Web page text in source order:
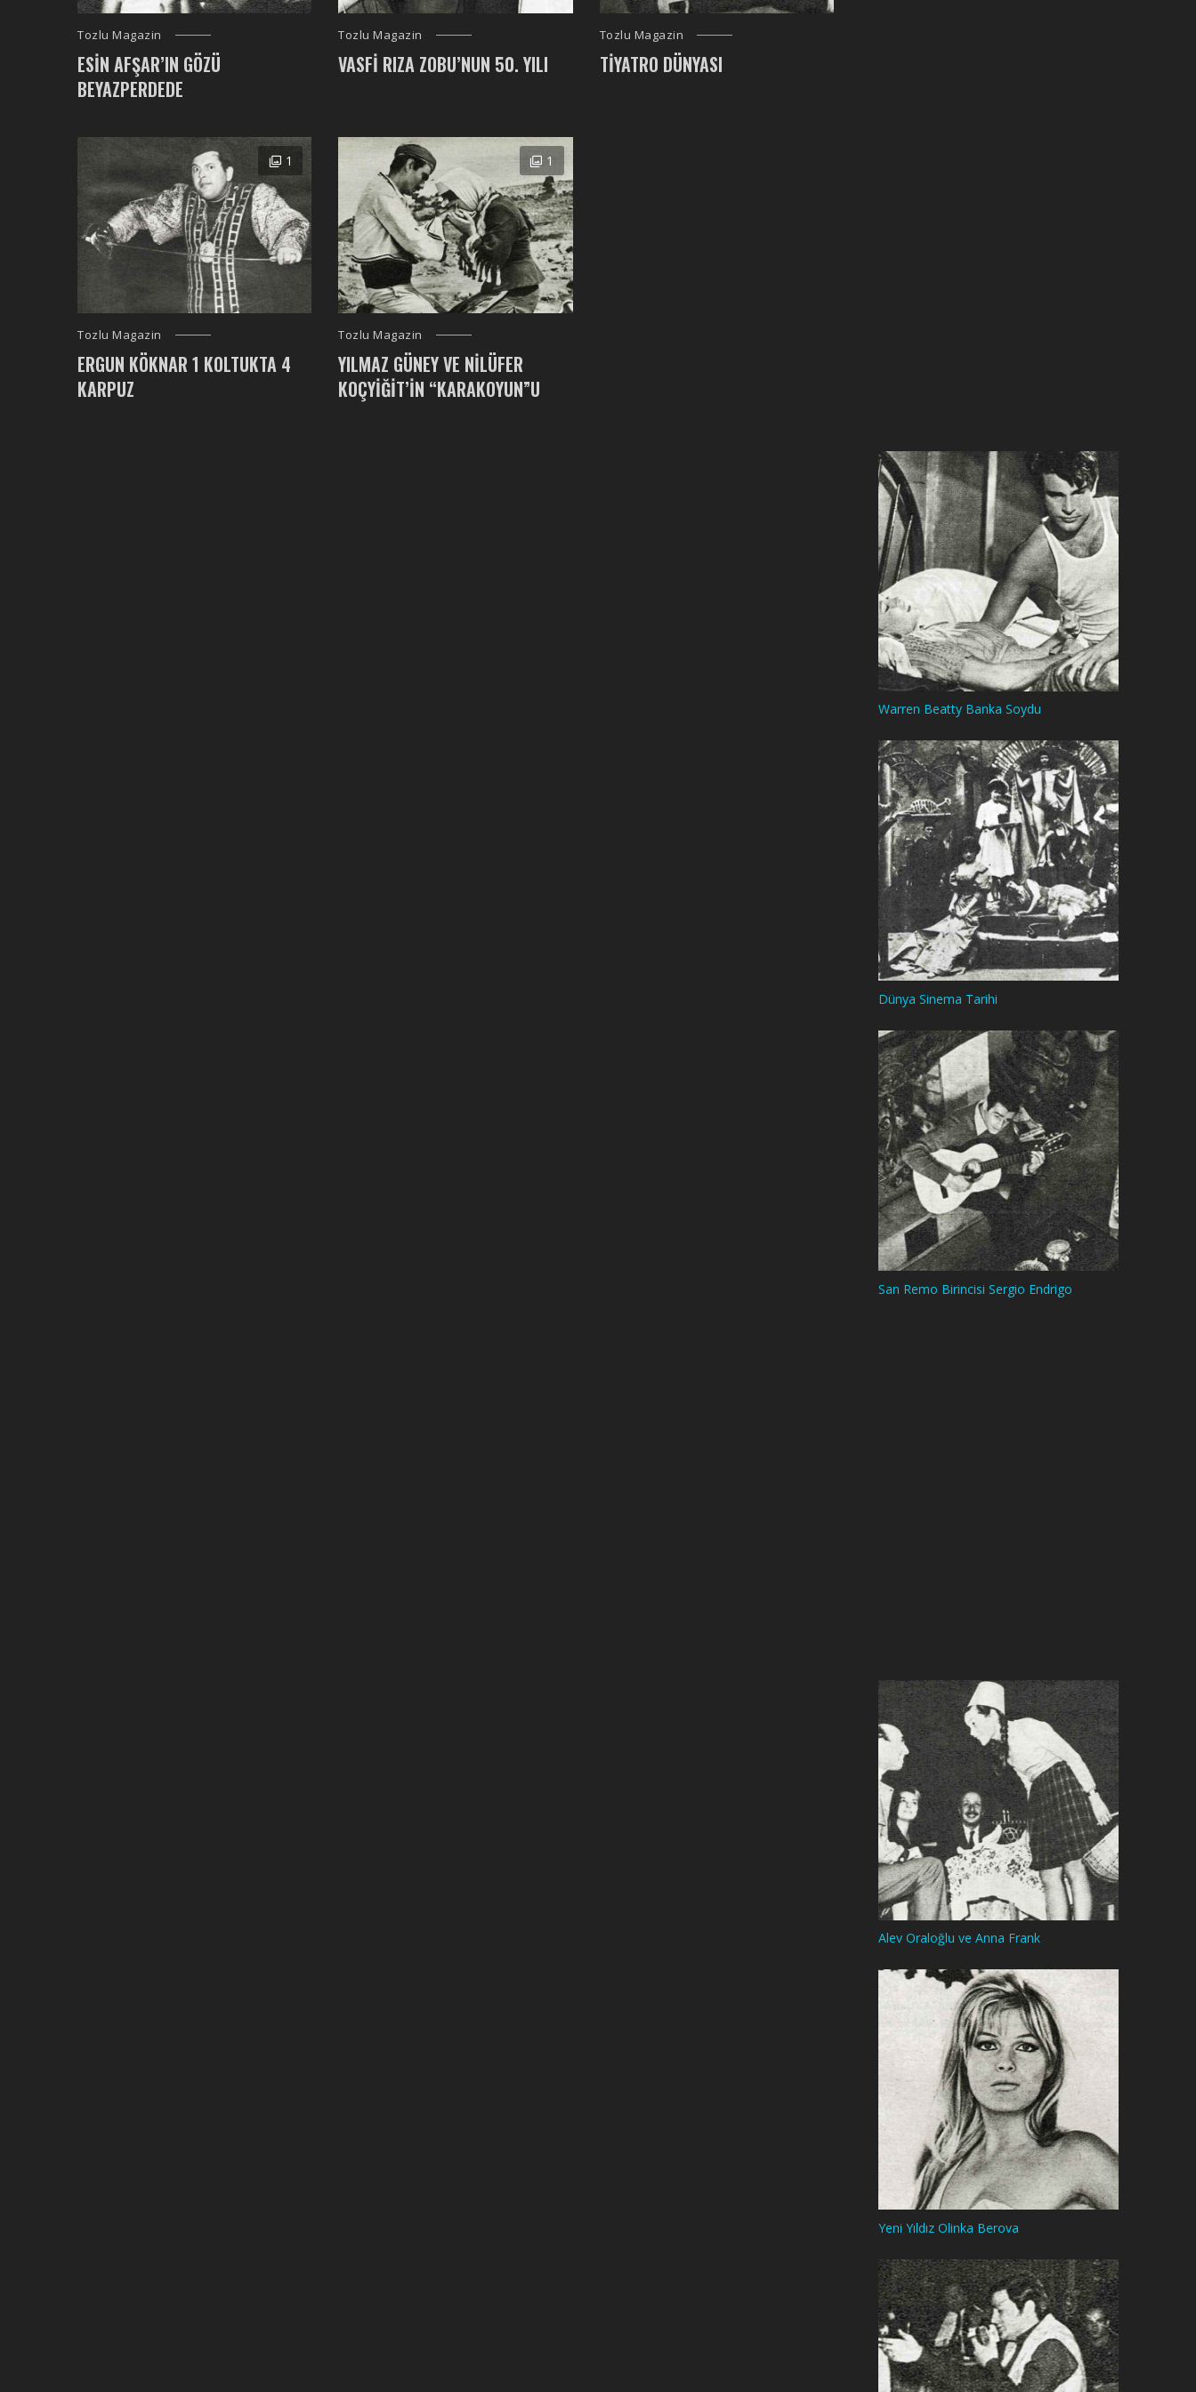
Tozlu Magazin
ESIN AFŞAR’IN GÖZÜ
BEYAZPERDEDE
Tozlu Magazin
VASFI RIZA ZOBU’NUN 50. YILI
Tozlu Magazin
TIYATRO DÜNYASI
1
Tozlu Magazin
ERGUN KÖKNAR 1 KOLTUKTA 4
KARPUZ
1
Tozlu Magazin
YILMAZ GÜNEY VE NILÜFER
KOÇYIĞIT’IN “KARAKOYUN”U
Warren Beatty Banka Soydu
Dünya Sinema Tarihi
San Remo Birincisi Sergio Endrigo
Alev Oraloğlu ve Anna Frank
Yeni Yıldız Olinka Berova